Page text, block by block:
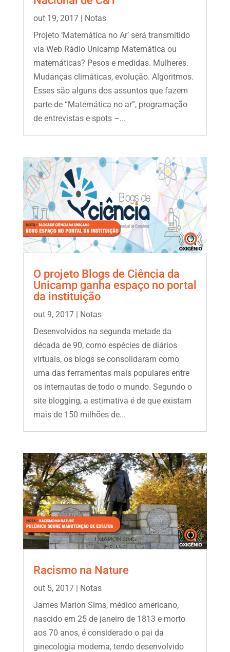
out 19, 2017|
Notas
Projeto ‘Matemática no Ar’ será transmitido
via Web Rádio Unicamp Matemática ou
matemáticas? Pesos e medidas. Mulheres.
Mudanças climáticas, evolução. Algoritmos.
Esses são alguns dos assuntos que fazem
parte de “Matemática no ar”, programação
de entrevistas e spots –...
O projeto Blogs de Ciência da
Unicamp ganha espaço no portal
da instituição
out 9, 2017|
Notas
Desenvolvidos na segunda metade da
década de 90, como espécies de diários
virtuais, os blogs se consolidaram como
uma das ferramentas mais populares entre
os internautas de todo o mundo. Segundo o
site blogging, a estimativa é de que existam
mais de 150 milhões de...
Racismo na Nature
out 5, 2017| Notas
James Marion Sims, médico americano,
nascido em 25 de janeiro de 1813 e morto
aos 70 anos, é considerado o pai da
ginecologia moderna, tendo desenvolvido